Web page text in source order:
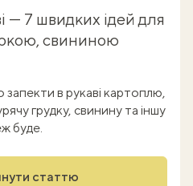
— 7 швидких ідей для
свининою
в рукаві картоплю,
грудку, свинину та іншу
буде.
статтю